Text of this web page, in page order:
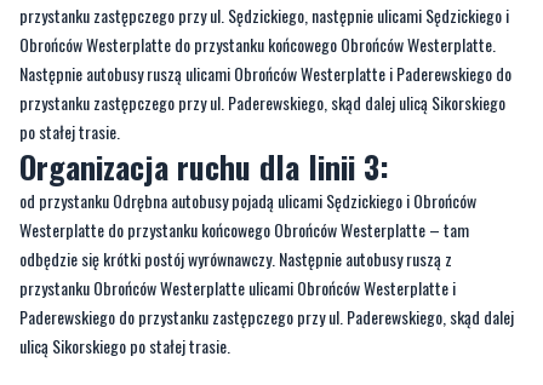
przystanku zastępczego przy ul. Sędzickiego, następnie ulicami Sędzickiego i
Obrońców Westerplatte do przystanku końcowego Obrońców Westerplatte.
Następnie autobusy ruszą ulicami Obrońców Westerplatte i Paderewskiego do
przystanku zastępczego przy ul. Paderewskiego, skąd dalej ulicą Sikorskiego
po stałej trasie.
Organizacja ruchu dla linii 3:
od przystanku Odrębna autobusy pojadą ulicami Sędzickiego i Obrońców
Westerplatte do przystanku końcowego Obrońców Westerplatte – tam
odbędzie się krótki postój wyrównawczy. Następnie autobusy ruszą z
przystanku Obrońców Westerplatte ulicami Obrońców Westerplatte i
Paderewskiego do przystanku zastępczego przy ul. Paderewskiego, skąd dalej
ulicą Sikorskiego po stałej trasie.